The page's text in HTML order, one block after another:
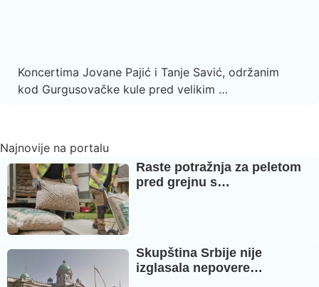
Koncertima Jovane Pajić i Tanje Savić, održanim
kod Gurgusovačke kule pred velikim …
Najnovije na portalu
Raste potražnja za peletom
pred grejnu s…
Skupština Srbije nije
izglasala nepovere…